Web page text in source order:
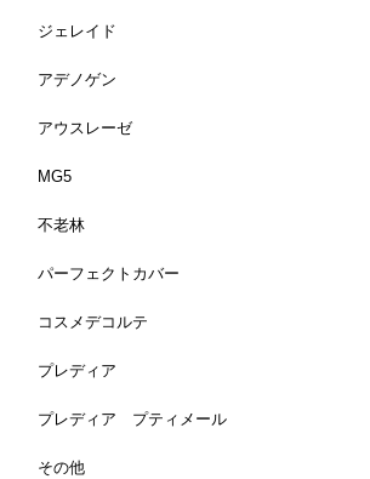
ジェレイド
アデノゲン
アウスレーゼ
MG5
不老林
パーフェクトカバー
コスメデコルテ
プレディア
プレディア プティメール
その他